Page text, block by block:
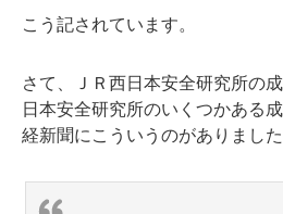
こう記されています。
さて、ＪＲ西日本安全研究所の
日本安全研究所のいくつかある
経新聞にこういうのがありました